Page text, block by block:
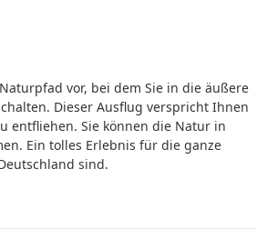
vor, bei dem Sie in die äußere
Dieser Ausflug verspricht Ihnen
entfliehen. Sie können die Natur in
Ein tolles Erlebnis für die ganze
sind.